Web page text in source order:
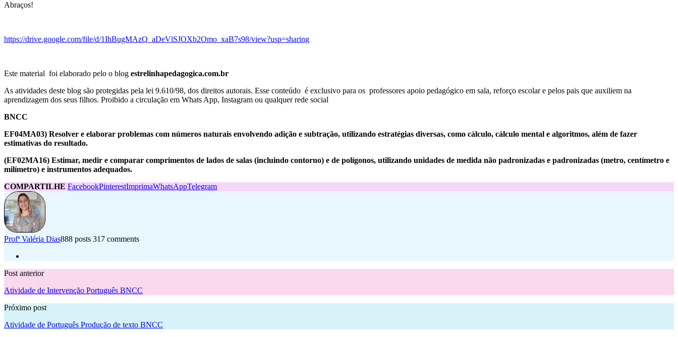
Abraços!
https://drive.google.com/file/d/1IhBugMAzQ_aDeVlSJOXb2Omo_xaB7s98/view?usp=sharing
Este material foi elaborado pelo o blog estrelinhapedagogica.com.br
As atividades deste blog são protegidas pela lei 9.610/98, dos direitos autorais. Esse conteúdo é exclusivo para os professores apoio pedagógico em sala, reforço escolar e pelos pais que auxiliem na
aprendizagem dos seus filhos. Proibido a circulação em Whats App, Instagram ou qualquer rede social
BNCC
EF04MA03) Resolver e elaborar problemas com números naturais envolvendo adição e subtração, utilizando estratégias diversas, como cálculo, cálculo mental e algoritmos, além de fazer
estimativas do resultado.
(EF02MA16) Estimar, medir e comparar comprimentos de lados de salas (incluindo contorno) e de polígonos, utilizando unidades de medida não padronizadas e padronizadas (metro, centímetro e
milímetro) e instrumentos adequados.
COMPARTILHE FacebookPinterestImprimaWhatsAppTelegram
Profª Valéria Dias888 posts 317 comments
Post anterior
Atividade de Intervenção Português BNCC
Próximo post
Atividade de Português Produção de texto BNCC